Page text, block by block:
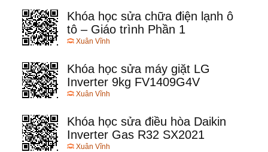
Khóa học sửa chữa điện lạnh ô
tô – Giáo trình Phần 1
Xuân Vĩnh
Khóa học sửa máy giặt LG
Inverter 9kg FV1409G4V
Xuân Vĩnh
Khóa học sửa điều hòa Daikin
Inverter Gas R32 SX2021
Xuân Vĩnh